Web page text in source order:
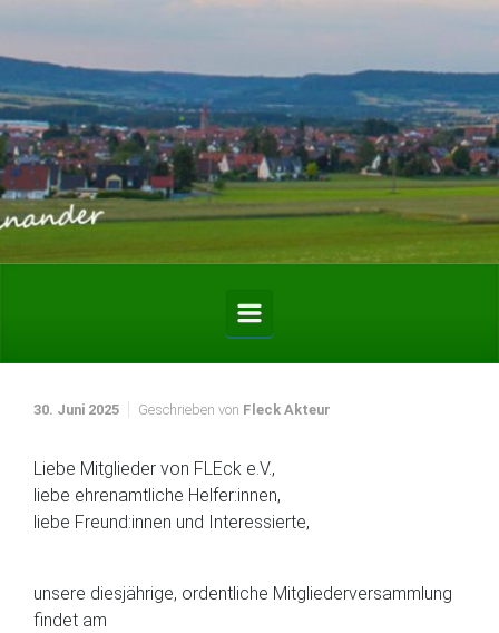
30. Juni 2025 Geschrieben von Fleck Akteur
Liebe Mitglieder von FLEck e.V.,
liebe ehrenamtliche Helfer:innen,
liebe Freund:innen und Interessierte,
unsere diesjährige, ordentliche Mitgliederversammlung
findet am